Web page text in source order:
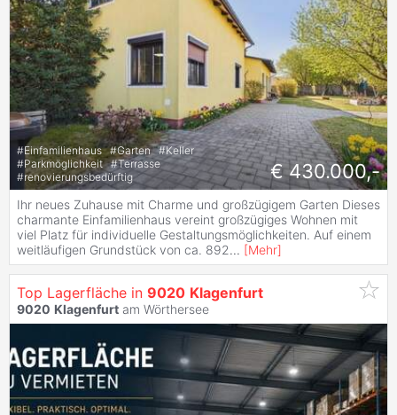
#Einfamilienhaus #Garten #Keller
#Parkmöglichkeit #Terrasse
#renovierungsbedürftig € 430.000,-
Ihr neues Zuhause mit Charme und großzügigem Garten Dieses
charmante Einfamilienhaus vereint großzügiges Wohnen mit
viel Platz für individuelle Gestaltungsmöglichkeiten. Auf einem
weitläufigen Grundstück von ca. 892... [Mehr]
Top Lagerfläche in 9020 Klagenfurt
9020 Klagenfurt am Wörthersee